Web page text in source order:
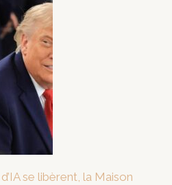
se libèrent, la Maison